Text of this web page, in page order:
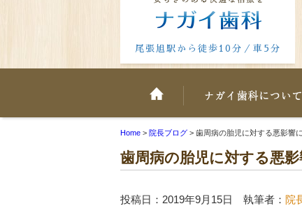
尾張旭駅から徒歩10分／車5分
ホーム
Home > 院長ブログ > 歯周病の胎児に対する悪影響
歯周病の胎児に対する悪
投稿日：2019年9月15日 執筆者： 院